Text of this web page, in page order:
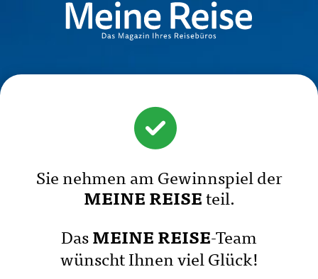
Sie nehmen am Gewinnspiel der
MEINE REISEteil.
DasMEINE REISE-Team
wünscht Ihnen viel Glück!